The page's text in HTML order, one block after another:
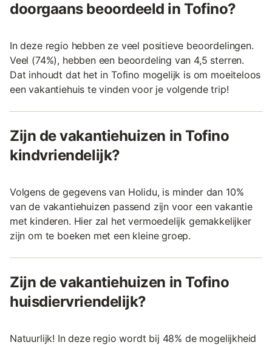
doorgaans beoordeeld in Tofino?
In deze regio hebben ze veel positieve beoordelingen.
Veel (74%), hebben een beoordeling van 4,5 sterren.
Dat inhoudt dat het in Tofino mogelijk is om moeiteloos
een vakantiehuis te vinden voor je volgende trip!
Zijn de vakantiehuizen in Tofino
kindvriendelijk?
Volgens de gegevens van Holidu, is minder dan 10%
van de vakantiehuizen passend zijn voor een vakantie
met kinderen. Hier zal het vermoedelijk gemakkelijker
zijn om te boeken met een kleine groep.
Zijn de vakantiehuizen in Tofino
huisdiervriendelijk?
Natuurlijk! In deze regio wordt bij 48% de mogelijkheid